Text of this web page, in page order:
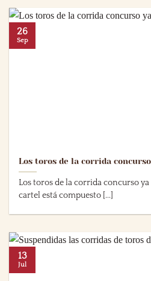
Los toros de la corrida
Los toros de la corrida concurso ya
cartel está compuesto [...]
26
Sep
13
Jul